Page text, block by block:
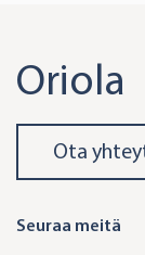
Oriola
Ota
Seuraa meitä